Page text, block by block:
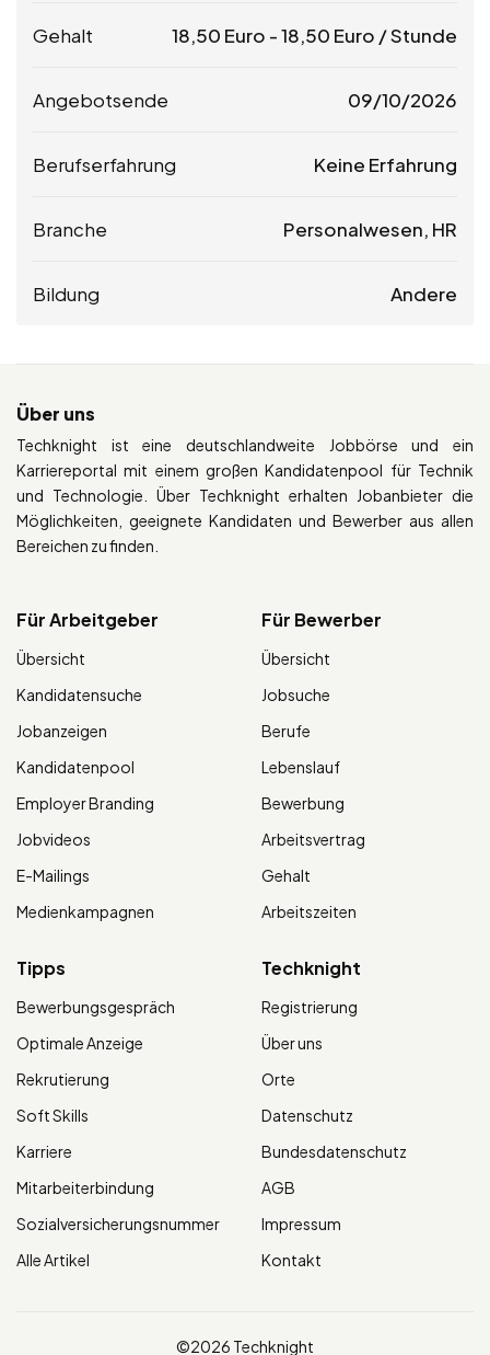
Gehalt 18,50 Euro -18,50 Euro / Stunde
Angebotsende 09/10/2026
Berufserfahrung Keine Erfahrung
Branche Personalwesen, HR
Bildung Andere
Über uns
Techknight ist eine deutschlandweite Jobbörse und ein
Karriereportal mit einem großen Kandidatenpool für Technik
und Technologie. Über Techknight erhalten Jobanbieter die
Möglichkeiten, geeignete Kandidaten und Bewerber aus allen
Bereichen zu finden.
Für Arbeitgeber
Übersicht
Kandidatensuche
Jobanzeigen
Kandidatenpool
Employer Branding
Jobvideos
E-Mailings
Medienkampagnen
Für Bewerber
Übersicht
Jobsuche
Berufe
Lebenslauf
Bewerbung
Arbeitsvertrag
Gehalt
Arbeitszeiten
Tipps
Bewerbungsgespräch
Optimale Anzeige
Rekrutierung
Soft Skills
Karriere
Mitarbeiterbindung
Sozialversicherungsnummer
Alle Artikel
Techknight
Registrierung
Über uns
Orte
Datenschutz
Bundesdatenschutz
AGB
Impressum
Kontakt
©2026 Techknight